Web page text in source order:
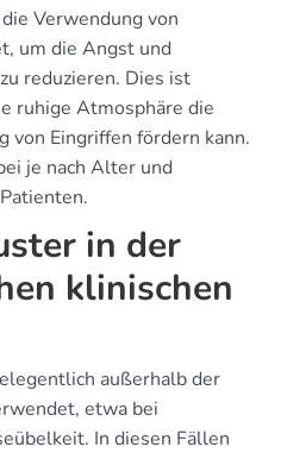
Verwendung von
um die Angst und
reduzieren. Dies ist
ruhige Atmosphäre die
von Eingriffen fördern kann.
je nach Alter und
in der
klinischen
außerhalb der
etwa bei
In diesen Fällen